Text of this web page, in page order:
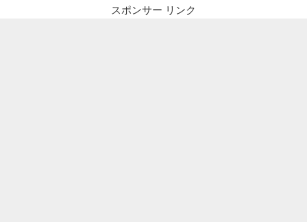
スポンサー リンク